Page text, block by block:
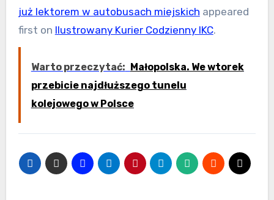
już lektorem w autobusach miejskich appeared
first on Ilustrowany Kurier Codzienny IKC.
Warto przeczytać: Małopolska. We wtorek
przebicie najdłuższego tunelu
kolejowego w Polsce